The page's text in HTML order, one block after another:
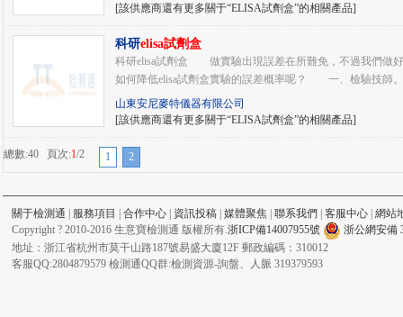
[該供應商還有更多關于“ELISA試劑盒”的相關產品]
科研elisa試劑盒
科研elisa試劑盒 做實驗出現誤差在所難免，不過我們做
如何降低elisa試劑盒實驗的誤差概率呢？ 一、檢驗技師
山東安尼麥特儀器有限公司
[該供應商還有更多關于“ELISA試劑盒”的相關產品]
總數:40 頁次:1/2 1 2
關于檢測通 | 服務項目 | 合作中心 | 資訊投稿 | 媒體聚焦 | 聯系我們 | 客服中心 | 網站
Copyright ? 2010-2016 生意寶檢測通 版權所有. 浙ICP備14007955號
浙公網安備
地址：浙江省杭州市莫干山路187號易盛大廈12F 郵政編碼：310012
客服QQ:2804879579 檢測通QQ群:檢測資源-詢盤、人脈 319379593